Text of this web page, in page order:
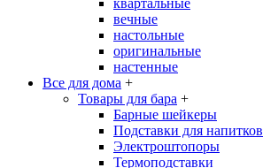
квартальные
вечные
настольные
оригинальные
настенные
Все для дома +
Товары для бара +
Барные шейкеры
Подставки для напитков
Электроштопоры
Термоподставки